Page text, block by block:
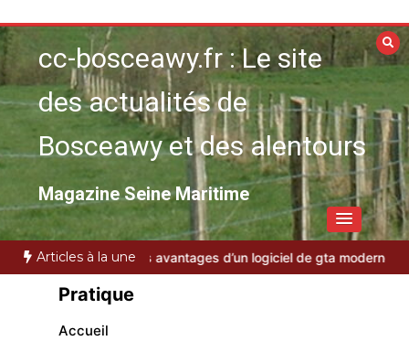
au
contenucc-bosceawy.fr : Le site
des actualités de
Bosceawy et des alentours
Magazine Seine Maritime
Articles à la une
d’un logiciel de gta moderne Guide pratique : Trouvez
Pratique
Accueil